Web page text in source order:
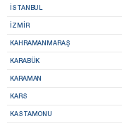
İSTANBUL
İZMIR
KAHRAMANMARAŞ
KARABÜK
KARAMAN
KARS
KASTAMONU